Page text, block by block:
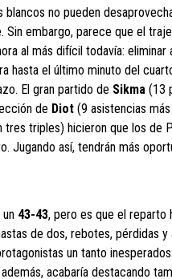
blancos no pueden
Sin embargo, parece que el
al más difícil todavía:
hasta el último minuto del
El gran partido de Sikma (13
de Diot (9 asistencias
tres triples) hicieron que los de
Jugando así, tendrán más
43-43, pero es que el reparto
de dos, rebotes, pérdidas y
un tanto
acabaría destacando